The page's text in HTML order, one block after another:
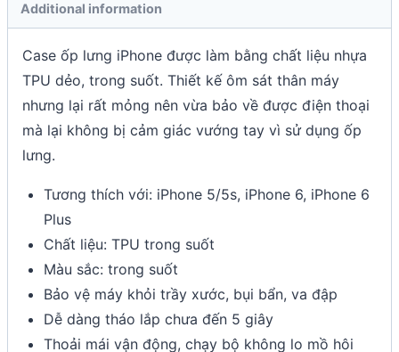
Additional information
Case ốp lưng iPhone được làm bằng chất liệu nhựa
TPU dẻo, trong suốt. Thiết kế ôm sát thân máy
nhưng lại rất mỏng nên vừa bảo về được điện thoại
mà lại không bị cảm giác vướng tay vì sử dụng ốp
lưng.
Tương thích với: iPhone 5/5s, iPhone 6, iPhone 6
Plus
Chất liệu: TPU trong suốt
Màu sắc: trong suốt
Bảo vệ máy khỏi trầy xước, bụi bẩn, va đập
Dễ dàng tháo lắp chưa đến 5 giây
Thoải mái vận động, chạy bộ không lo mồ hôi